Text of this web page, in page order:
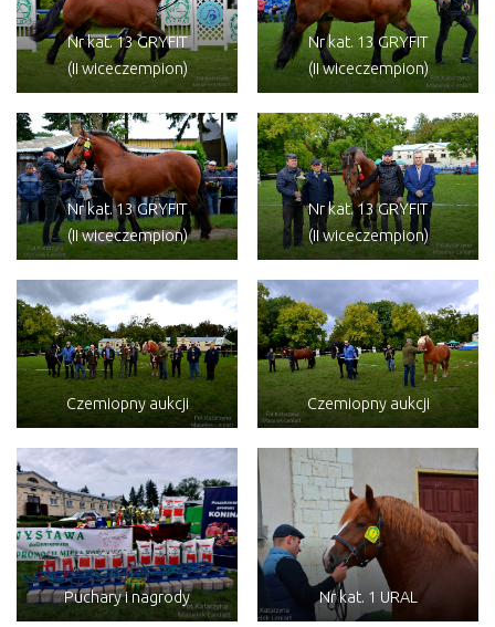
Nr kat. 13 GRYFIT
(II wiceczempion)
Nr kat. 13 GRYFIT
(II wiceczempion)
Nr kat. 13 GRYFIT
(II wiceczempion)
Nr kat. 13 GRYFIT
(II wiceczempion)
Czemiopny aukcji Czemiopny aukcji
Puchary i nagrody Nr kat. 1 URAL